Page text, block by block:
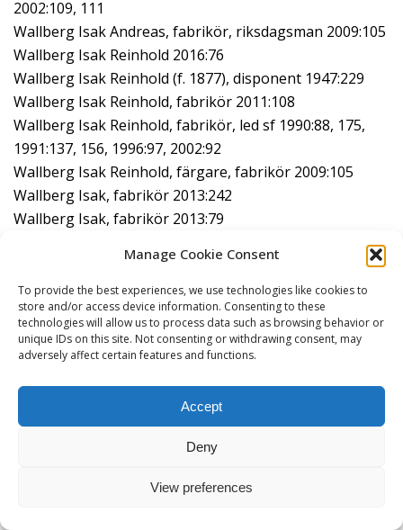
Manage Cookie Consent
To provide the best experiences, we use technologies like cookies to
store and/or access device information. Consenting to these
technologies will allow us to process data such as browsing behavior or
unique IDs on this site. Not consenting or withdrawing consent, may
adversely affect certain features and functions.
Accept
Deny
View preferences
2002:109, 111
Wallberg Isak Andreas, fabrikör, riksdagsman 2009:105
Wallberg Isak Reinhold 2016:76
Wallberg Isak Reinhold (f. 1877), disponent 1947:229
Wallberg Isak Reinhold, fabrikör 2011:108
Wallberg Isak Reinhold, fabrikör, led sf 1990:88, 175,
1991:137, 156, 1996:97, 2002:92
Wallberg Isak Reinhold, färgare, fabrikör 2009:105
Wallberg Isak, fabrikör 2013:242
Wallberg Isak, fabrikör 2013:79
Wallberg J. R 1951:198, 221
Wallberg Lotten 2008:28-35*
Wallberg Lotten (Lotti) 1951:266 f*
Wallberg Lotten (Lotti) 1953:271, 269*
Wallberg O A Olle 2002:92
Wallberg Olof (Olle), fabrikör 2008:136, 139
Wallberg Olof (Olle), fabrikör 2009:105, 111
Wallberg Olof Olle 1991:166
Wallberg Olof, direktör 1964:158
Wallberg Reinhold, generalkonsul 1950:213 f*